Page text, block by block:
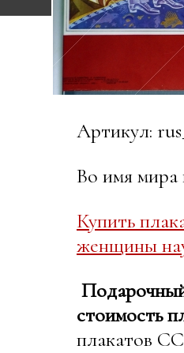
Артикул:
Во имя мира
Купить
женщины
стоимость
плакатов